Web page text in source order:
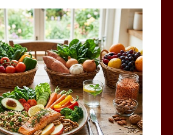
Alimentation équilibrée : ses bienfaits
pour une santé durable
0 10 minutes